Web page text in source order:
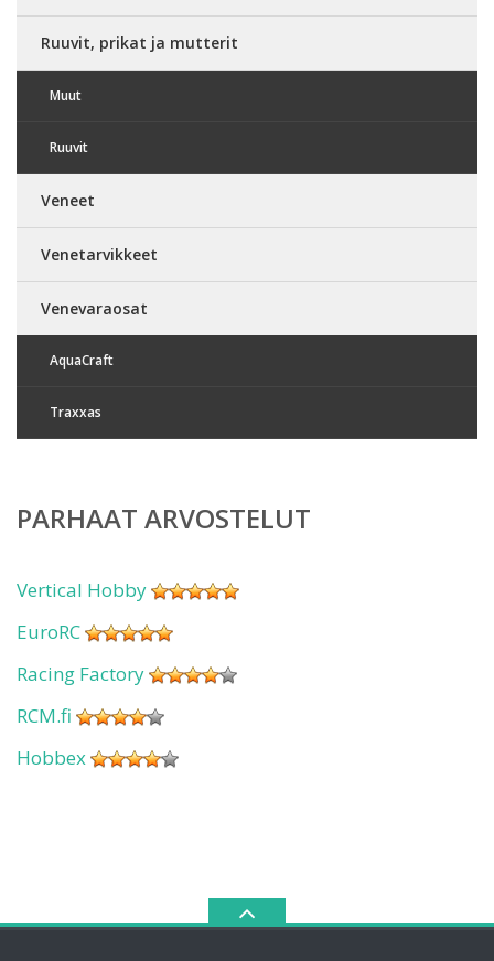
Ruuvit, prikat ja mutterit
Muut
Ruuvit
Veneet
Venetarvikkeet
Venevaraosat
AquaCraft
Traxxas
PARHAAT ARVOSTELUT
Vertical Hobby
EuroRC
Racing Factory
RCM.fi
Hobbex